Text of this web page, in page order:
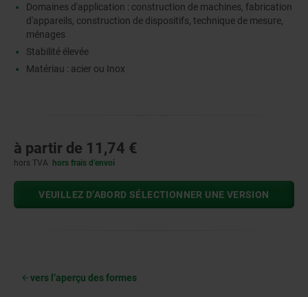
Domaines d'application : construction de machines, fabrication
d'appareils, construction de dispositifs, technique de mesure,
ménages
Stabilité élevée
Matériau : acier ou Inox
à partir de 11,74 €
hors TVA hors frais d’envoi
VEUILLEZ D’ABORD SÉLECTIONNER UNE VERSION
vers l’aperçu des formes